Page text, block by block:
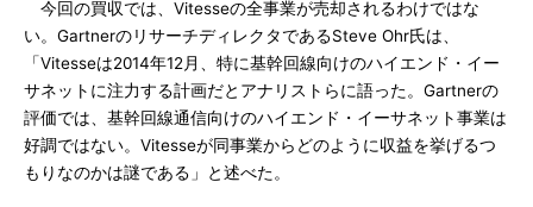
今回の買収では、Vitesseの全事業が売却されるわけではな
い。GartnerのリサーチディレクタであるSteve Ohr氏は、
「Vitesseは2014年12月、特に基幹回線向けのハイエンド・イー
サネットに注力する計画だとアナリストらに語った。Gartnerの
評価では、基幹回線通信向けのハイエンド・イーサネット事業は
好調ではない。Vitesseが同事業からどのように収益を挙げるつ
もりなのかは謎である」と述べた。